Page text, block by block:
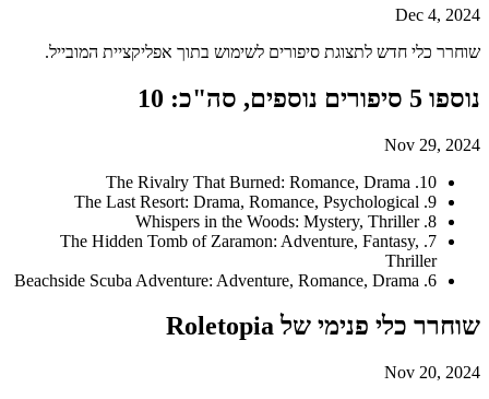
Dec 4, 2024
שוחרר כלי חדש לתצוגת סיפורים לשימוש בתוך אפליקציית המובייל.
נוספו 5 סיפורים נוספים, סה"כ: 10
Nov 29, 2024
10. The Rivalry That Burned: Romance, Drama
9. The Last Resort: Drama, Romance, Psychological
8. Whispers in the Woods: Mystery, Thriller
7. The Hidden Tomb of Zaramon: Adventure, Fantasy,
Thriller
6. Beachside Scuba Adventure: Adventure, Romance, Drama
שוחרר כלי פנימי של Roletopia
Nov 20, 2024